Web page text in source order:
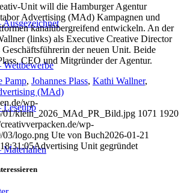
Lesetipp
Unit will die Hamburger Agentur
Advertising (MAd) Kampagnen und
kanalübergreifend entwickeln. An der
(links) als Executive Creative Director
der neuen Unit. Beide
CEO und Mitgründer der Agentur.
Pamp, Johannes Plass, Kathi Wallner,
(MAd)
wp-
01/klein_2026_MAd_PR_Bild.jpg 1071 1920
wp-
03/logo.png Ute von Buch2026-01-21
Advertising Unit gegründet